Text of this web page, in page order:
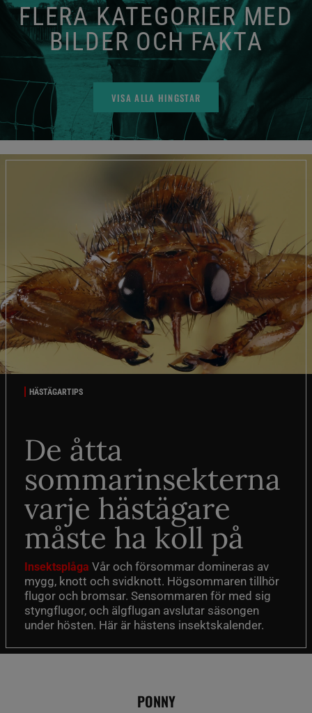
FLERA KATEGORIER MED
BILDER OCH FAKTA
VISA ALLA HINGSTAR
HÄSTÄGARTIPS
De åtta
sommarinsekterna
varje hästägare
måste ha koll på
Insektsplåga Vår och försommar domineras av
mygg, knott och svidknott. Högsommaren tillhör
flugor och bromsar. Sensommaren för med sig
styngflugor, och älgflugan avslutar säsongen
under hösten. Här är hästens insektskalender.
PONNY